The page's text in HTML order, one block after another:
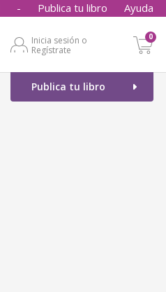
- Publica tu libro Ayuda
Inicia sesión o
Regístrate
0
Publica tu libro